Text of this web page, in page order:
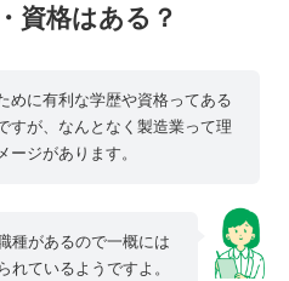
資格はある？
めに有利な学歴や資格ってある
すが、なんとなく製造業って理
ージがあります。
種があるので一概には
れているようですよ。